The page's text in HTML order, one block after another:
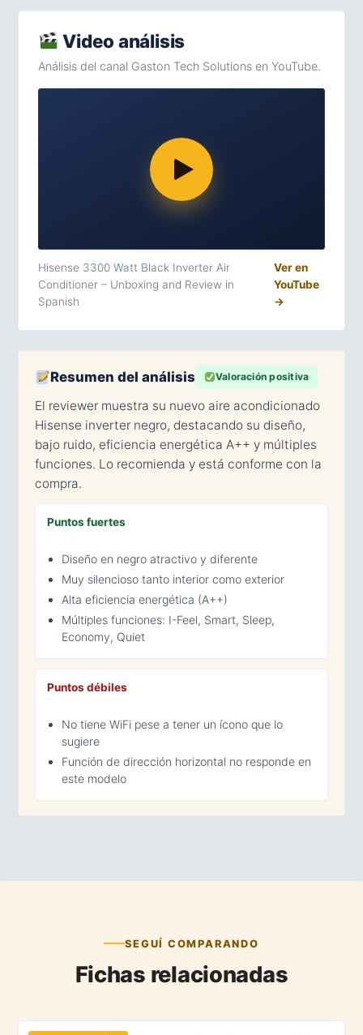
Video análisis
Análisis del canal Gaston Tech Solutions en YouTube.
Hisense 3300 Watt Black Inverter Air
Conditioner – Unboxing and Review in
Spanish
Ver en
YouTube
→
Resumen del análisis Valoración positiva
El reviewer muestra su nuevo aire acondicionado
Hisense inverter negro, destacando su diseño,
bajo ruido, eficiencia energética A++ y múltiples
funciones. Lo recomienda y está conforme con la
compra.
Puntos fuertes
Diseño en negro atractivo y diferente
Muy silencioso tanto interior como exterior
Alta eficiencia energética (A++)
Múltiples funciones: I-Feel, Smart, Sleep,
Economy, Quiet
Puntos débiles
No tiene WiFi pese a tener un ícono que lo
sugiere
Función de dirección horizontal no responde en
este modelo
SEGUÍ COMPARANDO
Fichas relacionadas